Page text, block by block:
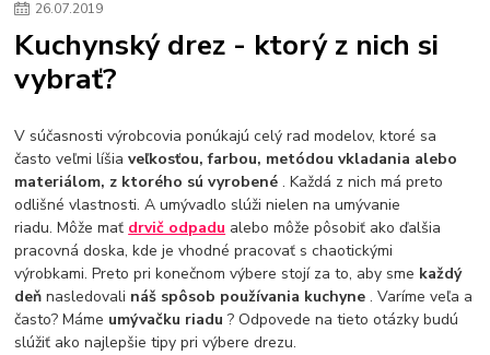
kuchynské drezy sety
kúpelňové batérie
vodovodné batérie do kúpelne kuchynske
drez
bidetové batérie
vodovodné batérie blanco
Umývadlá
Rohové umývadlá
Zlaté umývadlá
Zápustné umývadlá
sprchový záves
vodovodná batéria
čierna kúpelňová batéria
vaňa retro
voľne stojaca vaňa
retro kúpeľne
Nákup tovaru pre firmy bez DPH
Bez DPH
Ako znížiť náklady
Ako znížiť náklady na firmu
szco nakup bez dph
szco nakup bez dph nakupovanie na firmu bez dph
nákup bez dph v eu ň
26.07.2019
Kuchynský drez - ktorý z nich si
vybrať?
V súčasnosti výrobcovia ponúkajú celý rad modelov, ktoré sa
často veľmi líšiaveľkosťou, farbou, metódou vkladania alebo
materiálom, z ktorého sú vyrobené . Každá z nich má preto
odlišné vlastnosti. A umývadlo slúži nielen na umývanie
riadu. Môže mať drvič odpadu alebo môže pôsobiť ako ďalšia
pracovná doska, kde je vhodné pracovať s chaotickými
výrobkami. Preto pri konečnom výbere stojí za to, aby sme každý
deň nasledovali náš spôsob používania kuchyne . Varíme veľa a
často? Máme umývačku riadu ? Odpovede na tieto otázky budú
slúžiť ako najlepšie tipy pri výbere drezu.